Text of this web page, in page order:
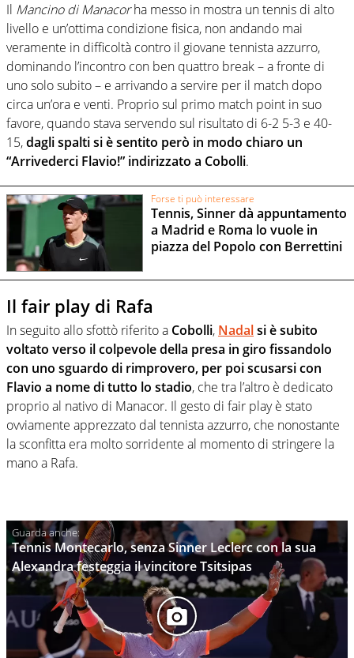
Il Mancino di Manacorha messo in mostra un tennis di alto
livello e un’ottima condizione fisica, non andando mai
veramente in difficoltà contro il giovane tennista azzurro,
dominando l’incontro con ben quattro break – a fronte di
uno solo subito – e arrivando a servire per il match dopo
circa un’ora e venti. Proprio sul primo match point in suo
favore, quando stava servendo sul risultato di 6-2 5-3 e 40-
15,dagli spalti si è sentito però in modo chiaro un
“Arrivederci Flavio!” indirizzato a Cobolli.
Forse ti può interessare
Tennis, Sinner dà appuntamento
a Madrid e Roma lo vuole in
piazza del Popolo con Berrettini
Il fair play di Rafa
In seguito allo sfottò riferito a Cobolli, Nadalsi è subito
voltato verso il colpevole della presa in giro fissandolo
con uno sguardo di rimprovero, per poi scusarsi con
Flavio a nome di tutto lo stadio, che tra l’altro è dedicato
proprio al nativo di Manacor. Il gesto di fair play è stato
ovviamente apprezzato dal tennista azzurro, che nonostante
la sconfitta era molto sorridente al momento di stringere la
mano a Rafa.
Tennis Montecarlo, senza Sinner Leclerc con la sua
Alexandra festeggia il vincitore Tsitsipas